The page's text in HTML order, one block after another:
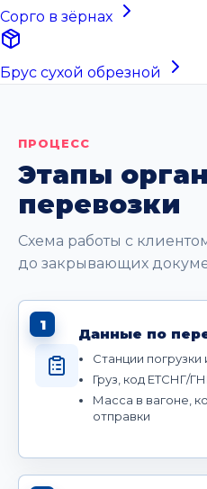
Сорго в зёрнах
Брус сухой обрезной
ПРОЦЕСС
Этапы
перевозки
Схема работы с
до закрывающих
1
Данные по
Станции погрузки
Груз, код ЕТСНГ/
Масса в вагоне,
отправки